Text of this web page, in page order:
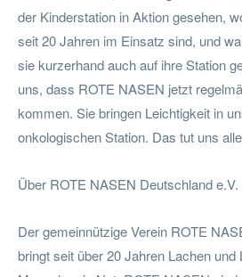
der Kinderstation in Aktion gesehen,
seit 20 Jahren im Einsatz sind, und
sie kurzerhand auch auf ihre Station
uns, dass ROTE NASEN jetzt
kommen. Sie bringen Leichtigkeit in
onkologischen Station. Das tut uns
Über ROTE NASEN Deutschland e.V.
Der gemeinnützige Verein ROTE
bringt seit über 20 Jahren Lachen und